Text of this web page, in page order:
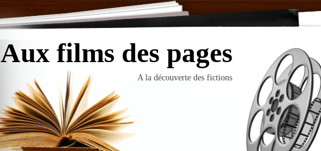
Aux films des pages
A la découverte des fictions